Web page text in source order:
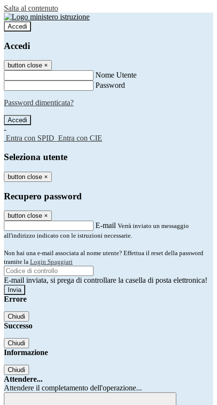
Salta al contenuto
Accedi
Accedi
button close ×
Nome Utente
Password
Password dimenticata?
-
Entra con SPID Entra con CIE
Seleziona utente
button close ×
Recupero password
button close ×
E-mail Verrà inviato un messaggio
all'indirizzo indicato con le istruzioni necessarie.
Non hai una e-mail associata al nome utente? Effettua il reset della password
tramite la Login Spaggiari
E-mail inviata, si prega di controllare la casella di posta elettronica!
Errore
Chiudi
Successo
Chiudi
Informazione
Chiudi
Attendere...
Attendere il completamento dell'operazione...